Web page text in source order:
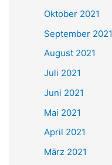
e
n
h
:
Oktober 2021
September 2021
August 2021
Juli 2021
Juni 2021
Mai 2021
April 2021
März 2021